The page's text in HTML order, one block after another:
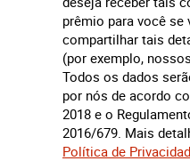
prêmio para você
compartilhar tais
(por exemplo,
Todos os dados
por nós de acordo
2018 e o
2016/679. Mais
Política de